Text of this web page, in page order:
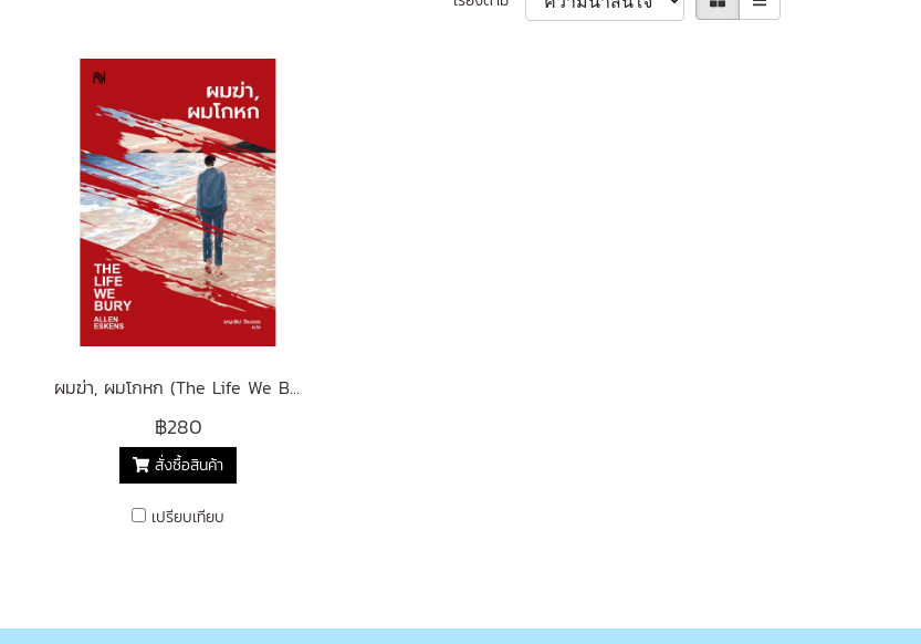
ผมฆ่า, ผมโกหก (The Life We Bury)
฿280
สั่งซื้อสินค้า
เปรียบเทียบ